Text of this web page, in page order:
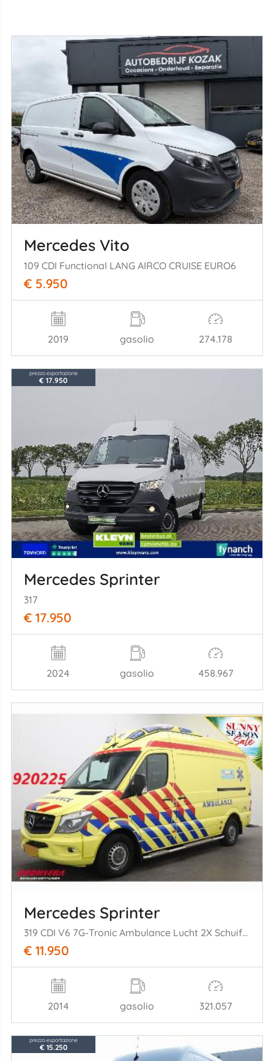
Mercedes Vito
109 CDI Functional LANG AIRCO CRUISE EURO6
€ 5.950
2019 gasolio 274.178
prezzo esportazione
€ 17.950
Mercedes Sprinter
317
€ 17.950
2024 gasolio 458.967
Mercedes Sprinter
319 CDI V6 7G-Tronic Ambulance Lucht 2X Schuifdeur Cruise
€ 11.950
2014 gasolio 321.057
prezzo esportazione
€ 15.250